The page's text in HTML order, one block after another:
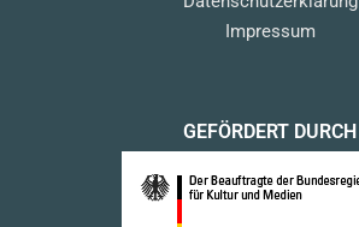
Impressum
GEFÖRDERT DURCH